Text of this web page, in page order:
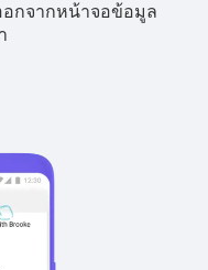
อกจากหน้าจอข้อมูล